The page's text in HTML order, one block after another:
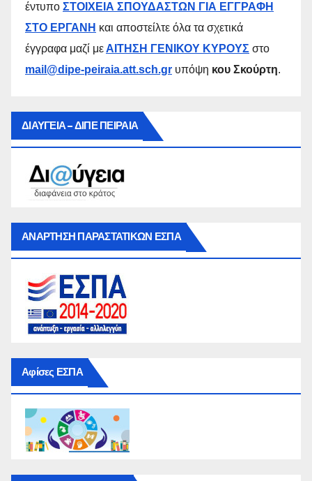
έντυπο ΣΤΟΙΧΕΙΑ ΣΠΟΥΔΑΣΤΩΝ ΓΙΑ ΕΓΓΡΑΦΗ
ΣΤΟ ΕΡΓΑΝΗ και αποστείλτε όλα τα σχετικά
έγγραφα μαζί μεΑΙΤΗΣΗ ΓΕΝΙΚΟΥ ΚΥΡΟΥΣ στο
mail@dipe-peiraia.att.sch.gr υπόψη κου Σκούρτη.
ΔΙΑΥΓΕΙΑ – ΔΙΠΕ ΠΕΙΡΑΙΑ
ΑΝΑΡΤΗΣΗ ΠΑΡΑΣΤΑΤΙΚΩΝ ΕΣΠΑ
Αφίσες ΕΣΠΑ